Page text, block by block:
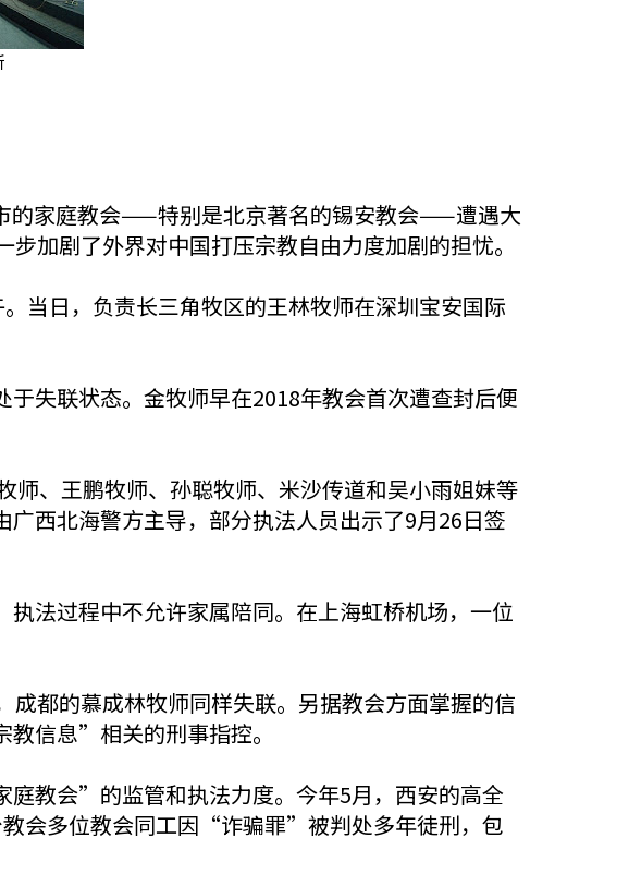
的家庭教会——特别是北京著名的锡安教会——遭遇大
加剧了外界对中国打压宗教自由力度加剧的担忧。
当日，负责长三角牧区的王林牧师在深圳宝安国际
失联状态。金牧师早在2018年教会首次遭查封后便
师、王鹏牧师、孙聪牧师、米沙传道和吴小雨姐妹等
西北海警方主导，部分执法人员出示了9月26日签
法过程中不允许家属陪同。在上海虹桥机场，一位
都的慕成林牧师同样失联。另据教会方面掌握的信
信息”相关的刑事指控。
教会”的监管和执法力度。今年5月，西安的高全
会多位教会同工因“诈骗罪”被判处多年徒刑，包